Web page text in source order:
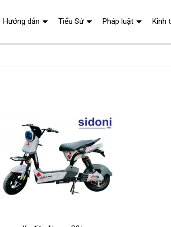
Hướng dẫn Tiểu Sử Pháp luật Kinh